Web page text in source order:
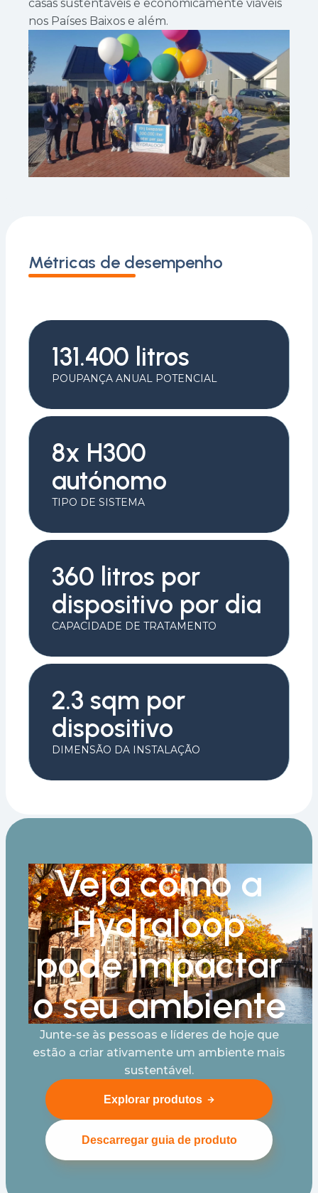
casas sustentáveis e economicamente viáveis
nos Países Baixos e além.
Métricas de desempenho
131.400 litros
POUPANÇA ANUAL POTENCIAL
8x H300
autónomo
TIPO DE SISTEMA
360 litros por
dispositivo por dia
CAPACIDADE DE TRATAMENTO
2.3 sqm por
dispositivo
DIMENSÃO DA INSTALAÇÃO
Veja como a
Hydraloop
pode impactar
o seu ambiente
Junte-se às pessoas e líderes de hoje que
estão a criar ativamente um ambiente mais
sustentável.
Explorar produtos
Descarregar guia de produto